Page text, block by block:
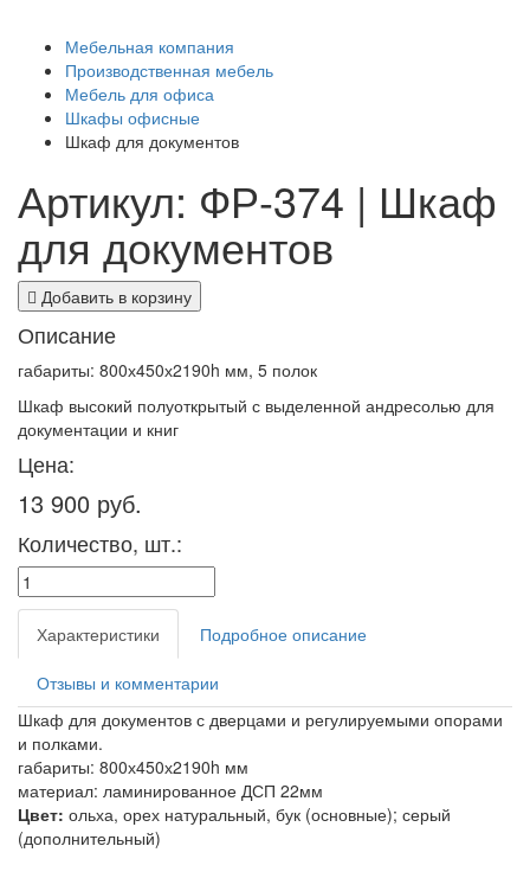
Мебельная компания
Производственная мебель
Мебель для офиса
Шкафы офисные
Шкаф для документов
Артикул: ФР-374 | Шкаф
для документов
Добавить в корзину
Описание
габариты: 800х450х2190h мм, 5 полок
Шкаф высокий полуоткрытый с выделенной андресолью для
документации и книг
Цена:
13 900 руб.
Количество, шт.:
Характеристики Подробное описание
Отзывы и комментарии
Шкаф для документов с дверцами и регулируемыми опорами
и полками.
габариты: 800х450х2190h мм
материал: ламинированное ДСП 22мм
Цвет: ольха, орех натуральный, бук (основные); серый
(дополнительный)